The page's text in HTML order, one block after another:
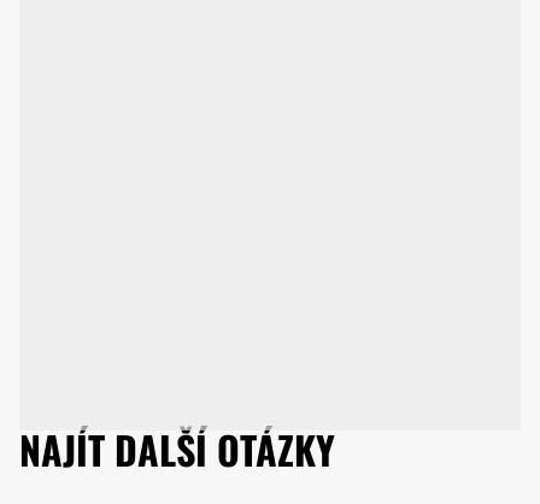
NAJÍT DALŠÍ OTÁZKY